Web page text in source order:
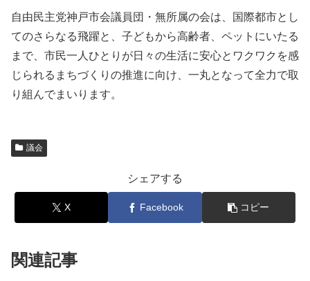
自由民主党神戸市会議員団・無所属の会は、国際都市とし
てのさらなる飛躍と、子どもから高齢者、ペットにいたる
まで、市民一人ひとりが日々の生活に安心とワクワクを感
じられるまちづくりの推進に向け、一丸となって全力で取
り組んでまいります。
議会
シェアする
X Facebook コピー
関連記事